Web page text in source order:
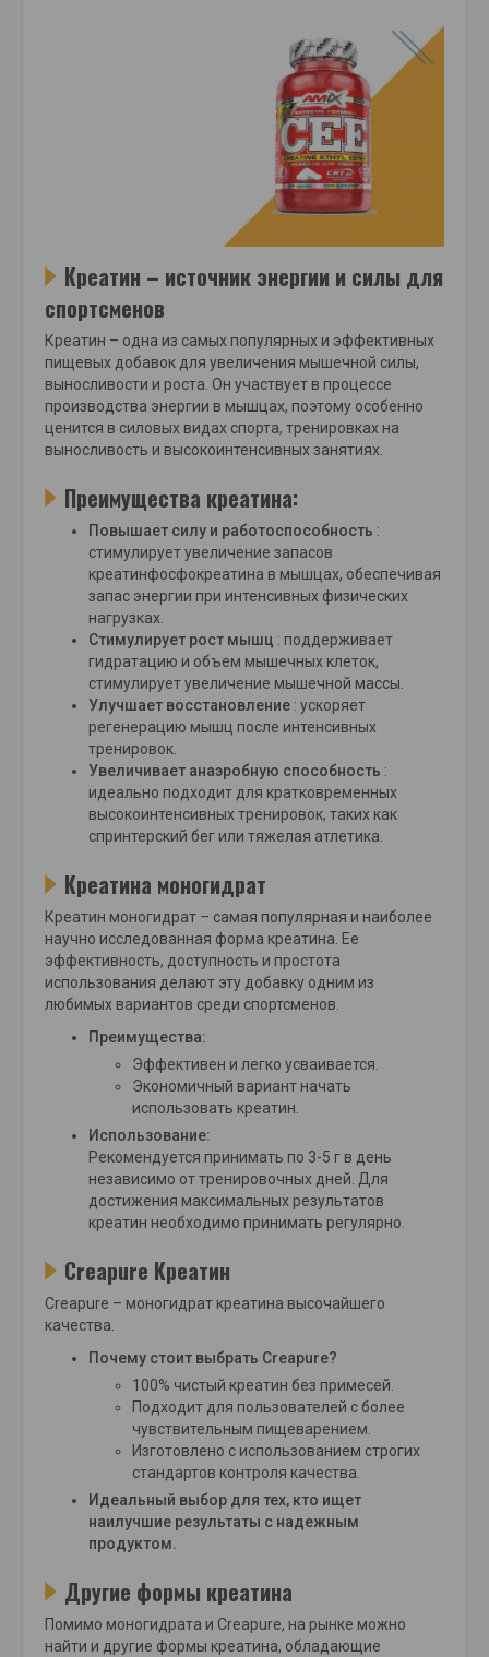
Креатин – источник энергии и силы для
спортсменов
Креатин – одна из самых популярных и эффективных
пищевых добавок для увеличения мышечной силы,
выносливости и роста. Он участвует в процессе
производства энергии в мышцах, поэтому особенно
ценится в силовых видах спорта, тренировках на
выносливость и высокоинтенсивных занятиях.
Преимущества креатина:
Повышает силу и работоспособность :
стимулирует увеличение запасов
креатинфосфокреатина в мышцах, обеспечивая
запас энергии при интенсивных физических
нагрузках.
Стимулирует рост мышц : поддерживает
гидратацию и объем мышечных клеток,
стимулирует увеличение мышечной массы.
Улучшает восстановление : ускоряет
регенерацию мышц после интенсивных
тренировок.
Увеличивает анаэробную способность :
идеально подходит для кратковременных
высокоинтенсивных тренировок, таких как
спринтерский бег или тяжелая атлетика.
Креатина моногидрат
Креатин моногидрат – самая популярная и наиболее
научно исследованная форма креатина. Ее
эффективность, доступность и простота
использования делают эту добавку одним из
любимых вариантов среди спортсменов.
Преимущества:
Эффективен и легко усваивается.
Экономичный вариант начать
использовать креатин.
Использование:
Рекомендуется принимать по 3-5 г в день
независимо от тренировочных дней. Для
достижения максимальных результатов
креатин необходимо принимать регулярно.
Creapure Креатин
Creapure – моногидрат креатина высочайшего
качества.
Почему стоит выбрать Creapure?
100% чистый креатин без примесей.
Подходит для пользователей с более
чувствительным пищеварением.
Изготовлено с использованием строгих
стандартов контроля качества.
Идеальный выбор для тех, кто ищет
наилучшие результаты с надежным
продуктом.
Другие формы креатина
Помимо моногидрата и Creapure, на рынке можно
найти и другие формы креатина, обладающие